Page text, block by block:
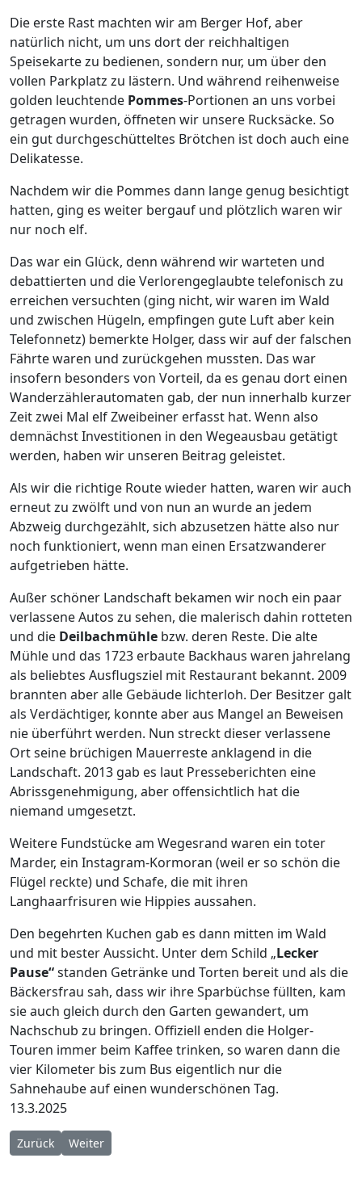
Die erste Rast machten wir am Berger Hof, aber
natürlich nicht, um uns dort der reichhaltigen
Speisekarte zu bedienen, sondern nur, um über den
vollen Parkplatz zu lästern. Und während reihenweise
golden leuchtende Pommes-Portionen an uns vorbei
getragen wurden, öffneten wir unsere Rucksäcke. So
ein gut durchgeschütteltes Brötchen ist doch auch eine
Delikatesse.
Nachdem wir die Pommes dann lange genug besichtigt
hatten, ging es weiter bergauf und plötzlich waren wir
nur noch elf.
Das war ein Glück, denn während wir warteten und
debattierten und die Verlorengeglaubte telefonisch zu
erreichen versuchten (ging nicht, wir waren im Wald
und zwischen Hügeln, empfingen gute Luft aber kein
Telefonnetz) bemerkte Holger, dass wir auf der falschen
Fährte waren und zurückgehen mussten. Das war
insofern besonders von Vorteil, da es genau dort einen
Wanderzählerautomaten gab, der nun innerhalb kurzer
Zeit zwei Mal elf Zweibeiner erfasst hat. Wenn also
demnächst Investitionen in den Wegeausbau getätigt
werden, haben wir unseren Beitrag geleistet.
Als wir die richtige Route wieder hatten, waren wir auch
erneut zu zwölft und von nun an wurde an jedem
Abzweig durchgezählt, sich abzusetzen hätte also nur
noch funktioniert, wenn man einen Ersatzwanderer
aufgetrieben hätte.
Außer schöner Landschaft bekamen wir noch ein paar
verlassene Autos zu sehen, die malerisch dahin rotteten
und die Deilbachmühle bzw. deren Reste. Die alte
Mühle und das 1723 erbaute Backhaus waren jahrelang
als beliebtes Ausflugsziel mit Restaurant bekannt. 2009
brannten aber alle Gebäude lichterloh. Der Besitzer galt
als Verdächtiger, konnte aber aus Mangel an Beweisen
nie überführt werden. Nun streckt dieser verlassene
Ort seine brüchigen Mauerreste anklagend in die
Landschaft. 2013 gab es laut Presseberichten eine
Abrissgenehmigung, aber offensichtlich hat die
niemand umgesetzt.
Weitere Fundstücke am Wegesrand waren ein toter
Marder, ein Instagram-Kormoran (weil er so schön die
Flügel reckte) und Schafe, die mit ihren
Langhaarfrisuren wie Hippies aussahen.
Den begehrten Kuchen gab es dann mitten im Wald
und mit bester Aussicht. Unter dem Schild „Lecker
Pause“standen Getränke und Torten bereit und als die
Bäckersfrau sah, dass wir ihre Sparbüchse füllten, kam
sie auch gleich durch den Garten gewandert, um
Nachschub zu bringen. Offiziell enden die Holger-
Touren immer beim Kaffee trinken, so waren dann die
vier Kilometer bis zum Bus eigentlich nur die
Sahnehaube auf einen wunderschönen Tag.
13.3.2025
Vorheriger Beitrag: Abenteuer Dortmund-Marten
Zurück Nächster Beitrag: Wandern oder Urban Trail
Weiter